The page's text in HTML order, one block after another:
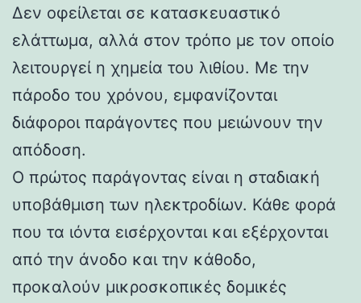
Δεν οφείλεται σε κατασκευαστικό
ελάττωμα, αλλά στον τρόπο με τον οποίο
λειτουργεί η χημεία του λιθίου. Με την
πάροδο του χρόνου, εμφανίζονται
διάφοροι παράγοντες που μειώνουν την
απόδοση.
Ο πρώτος παράγοντας είναι η σταδιακή
υποβάθμιση των ηλεκτροδίων. Κάθε φορά
που τα ιόντα εισέρχονται και εξέρχονται
από την άνοδο και την κάθοδο,
προκαλούν μικροσκοπικές δομικές